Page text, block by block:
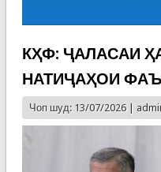
КҲФ: ҶАЛАСАИ
НАТИҶАҲОИ
Чоп шуд: 13/07/2026 |